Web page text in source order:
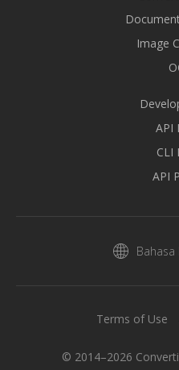
Image
API
CLI
API
Bahasa
© 2014–2026
Terms of Use